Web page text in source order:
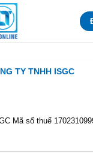
TY TNHH ISGC
Mã số thuế